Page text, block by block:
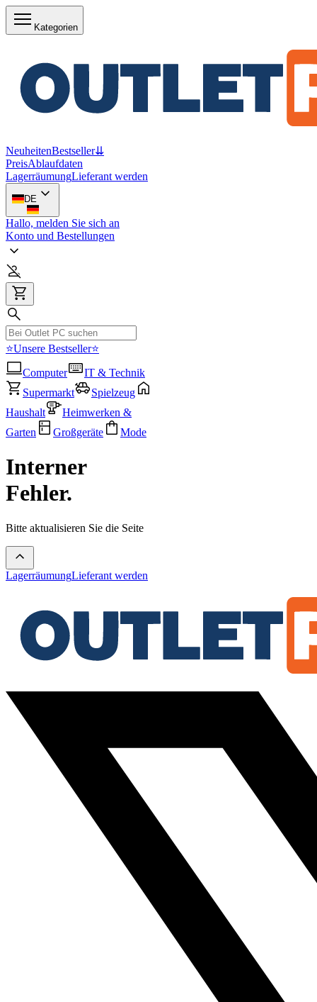
Kategorien
NeuheitenBestseller⇊
PreisAblaufdaten
LagerräumungLieferant werden
DE
Hallo, melden Sie sich an
Konto und Bestellungen
⭐Unsere Bestseller⭐
Computer
IT & Technik
Supermarkt
Spielzeug
Haushalt
Heimwerken &
Garten
Großgeräte Mode
Interner
Fehler.
Bitte aktualisieren Sie die Seite
LagerräumungLieferant werden